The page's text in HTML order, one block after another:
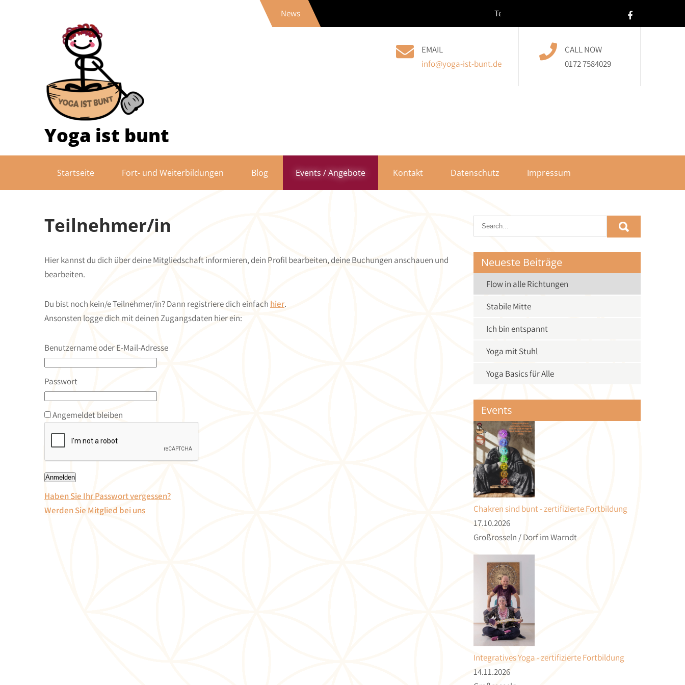
News Teilnehmer/in |
Yoga ist bunt
EMAIL
info@yoga-ist-bunt.de
CALL NOW
0172 7584029
Startseite Fort- und Weiterbildungen Blog Events / Angebote Kontakt Datenschutz Impressum
Teilnehmer/in
Hier kannst du dich über deine Mitgliedschaft informieren, dein Profil bearbeiten, deine Buchungen anschauen und
bearbeiten.
Du bist noch kein/e Teilnehmer/in? Dann registriere dich einfach hier.
Ansonsten logge dich mit deinen Zugangsdaten hier ein:
Benutzername oder E-Mail-Adresse
Passwort
Angemeldet bleiben
Haben Sie Ihr Passwort vergessen?
Werden Sie Mitglied bei uns
Neueste Beiträge
Flow in alle Richtungen
Stabile Mitte
Ich bin entspannt
Yoga mit Stuhl
Yoga Basics für Alle
Events
Chakren sind bunt - zertifizierte Fortbildung
17.10.2026
Großrosseln / Dorf im Warndt
Integratives Yoga - zertifizierte Fortbildung
14.11.2026